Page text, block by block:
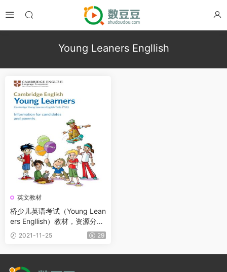
Young Leaners Engllish
英文教材
桥少儿英语考试（Young Lean
ers Engllish）教材，资源分为
PDF书籍和MP3听力音频
2021-11-25 29